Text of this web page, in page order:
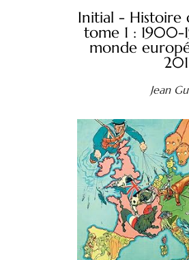
Initial - Histoire
tome 1 : 1900-
monde
Jean